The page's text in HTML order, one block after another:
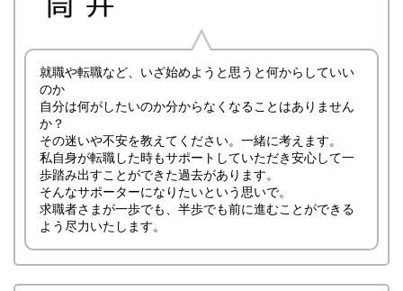
就職や転職など、いざ始めようと思うと何からしていい
のか
自分は何がしたいのか分からなくなることはありません
か？
その迷いや不安を教えてください。一緒に考えます。
私自身が転職した時もサポートしていただき安心して一
歩踏み出すことができた過去があります。
そんなサポーターになりたいという思いで。
求職者さまが一歩でも、半歩でも前に進むことができる
よう尽力いたします。